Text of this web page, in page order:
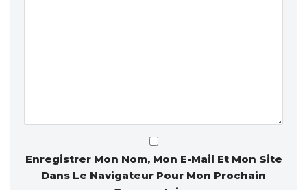
Enregistrer Mon Nom, Mon E-Mail Et Mon Site
Dans Le Navigateur Pour Mon Prochain